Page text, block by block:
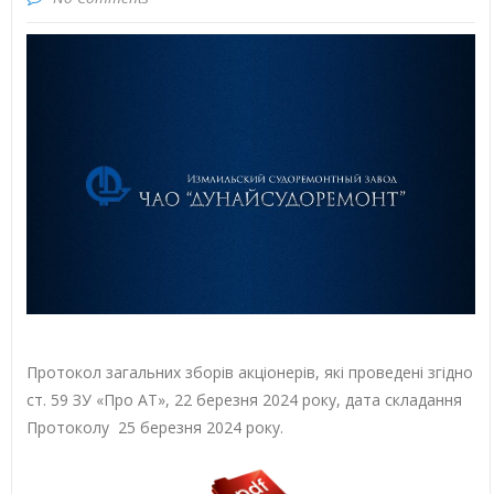
Протокол загальних зборів акціонерів, які проведені згідно
ст. 59 ЗУ «Про АТ», 22 березня 2024 року, дата складання
Протоколу 25 березня 2024 року.